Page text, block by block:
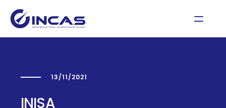
13/11/2021
INISA